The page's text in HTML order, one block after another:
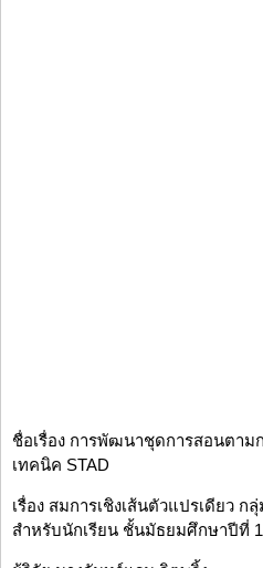
ชื่อเรื่อง การพัฒนาชุดการสอนตาม
เทคนิค STAD
เรื่อง สมการเชิงเส้นตัวแปรเดียว
สำหรับนักเรียน ชั้นมัธยมศึกษาปีที่ 1